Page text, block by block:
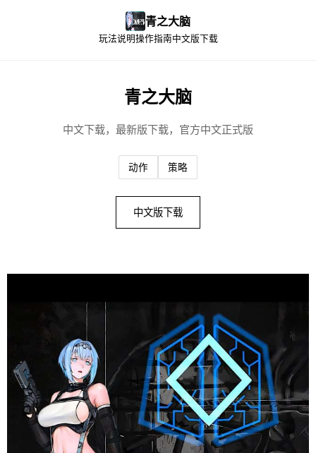
青之大脑
玩法说明操作指南中文版下载
青之大脑
中文下载，最新版下载，官方中文正式版
动作 策略
中文版下载